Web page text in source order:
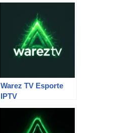
Warez TV Esporte
IPTV